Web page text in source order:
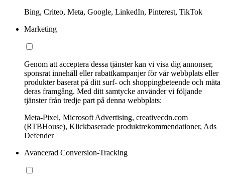
Bing, Criteo, Meta, Google, LinkedIn, Pinterest, TikTok
Marketing
Genom att acceptera dessa tjänster kan vi visa dig annonser,
sponsrat innehåll eller rabattkampanjer för vår webbplats eller
produkter baserat på ditt surf- och shoppingbeteende och mäta
deras framgång. Med ditt samtycke använder vi följande
tjänster från tredje part på denna webbplats:
Meta-Pixel, Microsoft Advertising, creativecdn.com
(RTBHouse), Klickbaserade produktrekommendationer, Ads
Defender
Avancerad Conversion-Tracking